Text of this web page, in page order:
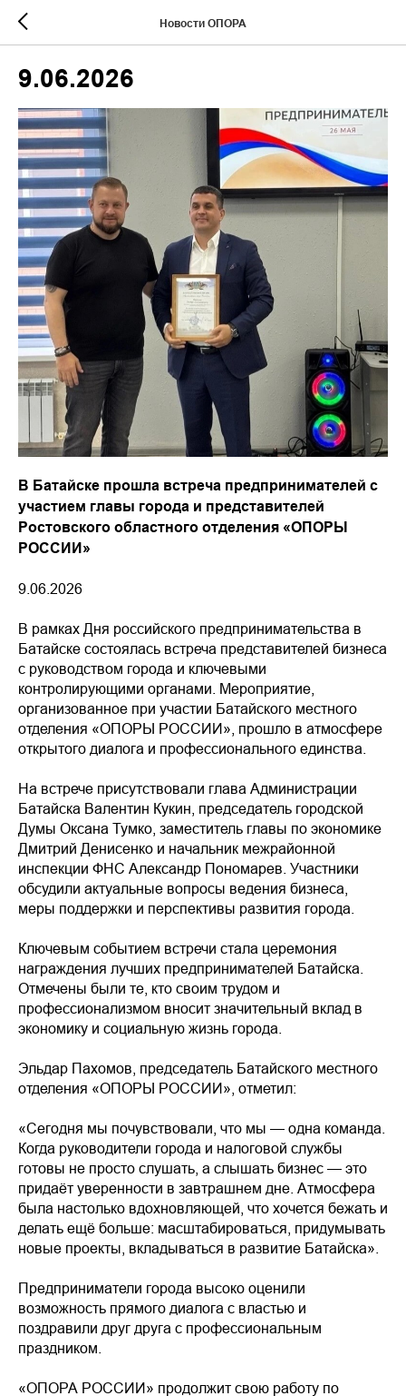
Новости ОПОРА
9.06.2026
В Батайске прошла встреча предпринимателей с
участием главы города и представителей
Ростовского областного отделения «ОПОРЫ
РОССИИ»
9.06.2026
В рамках Дня российского предпринимательства в
Батайске состоялась встреча представителей бизнеса
с руководством города и ключевыми
контролирующими органами. Мероприятие,
организованное при участии Батайского местного
отделения «ОПОРЫ РОССИИ», прошло в атмосфере
открытого диалога и профессионального единства.
На встрече присутствовали глава Администрации
Батайска Валентин Кукин, председатель городской
Думы Оксана Тумко, заместитель главы по экономике
Дмитрий Денисенко и начальник межрайонной
инспекции ФНС Александр Пономарев. Участники
обсудили актуальные вопросы ведения бизнеса,
меры поддержки и перспективы развития города.
Ключевым событием встречи стала церемония
награждения лучших предпринимателей Батайска.
Отмечены были те, кто своим трудом и
профессионализмом вносит значительный вклад в
экономику и социальную жизнь города.
Эльдар Пахомов, председатель Батайского местного
отделения «ОПОРЫ РОССИИ», отметил:
«Сегодня мы почувствовали, что мы — одна команда.
Когда руководители города и налоговой службы
готовы не просто слушать, а слышать бизнес — это
придаёт уверенности в завтрашнем дне. Атмосфера
была настолько вдохновляющей, что хочется бежать и
делать ещё больше: масштабироваться, придумывать
новые проекты, вкладываться в развитие Батайска».
Предприниматели города высоко оценили
возможность прямого диалога с властью и
поздравили друг друга с профессиональным
праздником.
«ОПОРА РОССИИ» продолжит свою работу по